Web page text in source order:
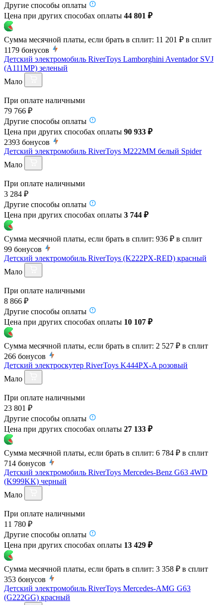
Другие способы оплаты
Цена при других способах оплаты 44 801 ₽
Сумма месячной платы, если брать в сплит: 11 201 ₽ в сплит
1179 бонусов
Детский электромобиль RiverToys Lamborghini Aventador SVJ
(A111MP) зеленый
Мало
При оплате наличными
79 766 ₽
Другие способы оплаты
Цена при других способах оплаты 90 933 ₽
2393 бонусов
Детский электромобиль RiverToys M222MM белый Spider
Мало
При оплате наличными
3 284 ₽
Другие способы оплаты
Цена при других способах оплаты 3 744 ₽
Сумма месячной платы, если брать в сплит: 936 ₽ в сплит
99 бонусов
Детский электромобиль RiverToys (K222PX-RED) красный
Мало
При оплате наличными
8 866 ₽
Другие способы оплаты
Цена при других способах оплаты 10 107 ₽
Сумма месячной платы, если брать в сплит: 2 527 ₽ в сплит
266 бонусов
Детский электроскутер RiverToys K444PX-A розовый
Мало
При оплате наличными
23 801 ₽
Другие способы оплаты
Цена при других способах оплаты 27 133 ₽
Сумма месячной платы, если брать в сплит: 6 784 ₽ в сплит
714 бонусов
Детский электромобиль RiverToys Mercedes-Benz G63 4WD
(K999KK) черный
Мало
При оплате наличными
11 780 ₽
Другие способы оплаты
Цена при других способах оплаты 13 429 ₽
Сумма месячной платы, если брать в сплит: 3 358 ₽ в сплит
353 бонусов
Детский электромобиль RiverToys Mercedes-AMG G63
(G222GG) красный